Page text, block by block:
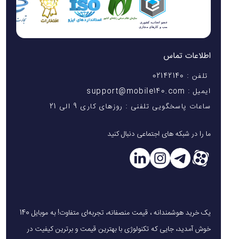
اطلاعات تماس
تلفن : 02142140
ایمیل : support@mobile140.com
ساعات پاسخگویی تلفنی : روزهای کاری 9 الی 21
ما را در شبکه های اجتماعی دنبال کنید
یک خرید هوشمندانه ، قیمت منصفانه، تجربه‌ای متفاوت! به موبایل 140
خوش آمدید، جایی که تکنولوژی با بهترین قیمت و برترین کیفیت در